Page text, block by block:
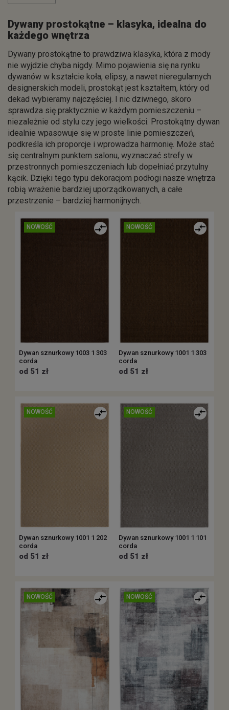
Dywany prostokątne – klasyka, idealna do
każdego wnętrza
Dywany prostokątne to prawdziwa klasyka, która z mody
nie wyjdzie chyba nigdy. Mimo pojawienia się na rynku
dywanów w kształcie koła, elipsy, a nawet nieregularnych
designerskich modeli, prostokąt jest kształtem, który od
dekad wybieramy najczęściej. I nic dziwnego, skoro
sprawdza się praktycznie w każdym pomieszczeniu –
niezależnie od stylu czy jego wielkości. Prostokątny dywan
idealnie wpasowuje się w proste linie pomieszczeń,
podkreśla ich proporcje i wprowadza harmonię. Może stać
się centralnym punktem salonu, wyznaczać strefy w
przestronnych pomieszczeniach lub dopełniać przytulny
kącik. Dzięki tego typu dekoracjom podłogi nasze wnętrza
robią wrażenie bardziej uporządkowanych, a całe
przestrzenie – bardziej harmonijnych.
NOWOŚĆ
Dywan sznurkowy 1003 1 303
corda
od 51 zł
NOWOŚĆ
Dywan sznurkowy 1001 1 303
corda
od 51 zł
NOWOŚĆ
Dywan sznurkowy 1001 1 202
corda
od 51 zł
NOWOŚĆ
Dywan sznurkowy 1001 1 101
corda
od 51 zł
NOWOŚĆ NOWOŚĆ